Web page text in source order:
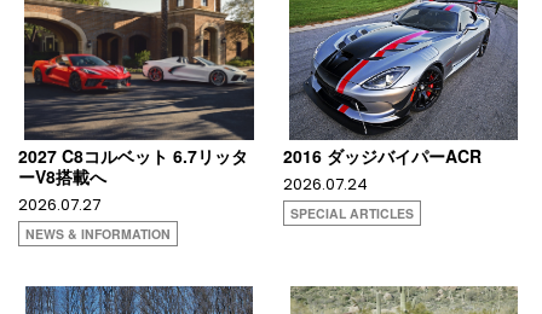
2027 C8コルベット 6.7リッタ
ーV8搭載へ
2026.07.27
NEWS & INFORMATION
2016 ダッジバイパーACR
2026.07.24
SPECIAL ARTICLES